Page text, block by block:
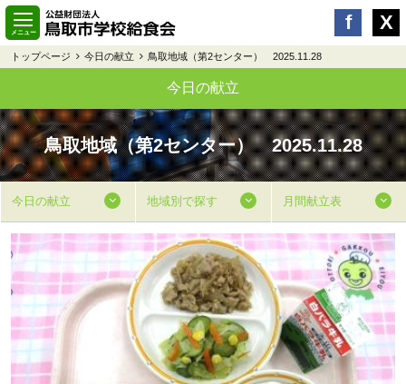
トップページ 今日の献立 鳥取地域（第2センター） 2025.11.28
今日の献立
鳥取地域（第2センター） 2025.11.28
今日の献立 地域別で探す 月間献立表